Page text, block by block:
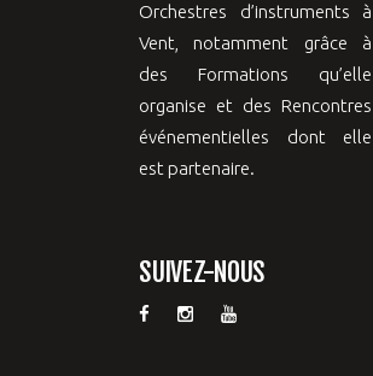
Orchestres d’instruments à
Vent, notamment grâce à
des Formations qu’elle
organise et des Rencontres
événementielles dont elle
est partenaire.
SUIVEZ-NOUS